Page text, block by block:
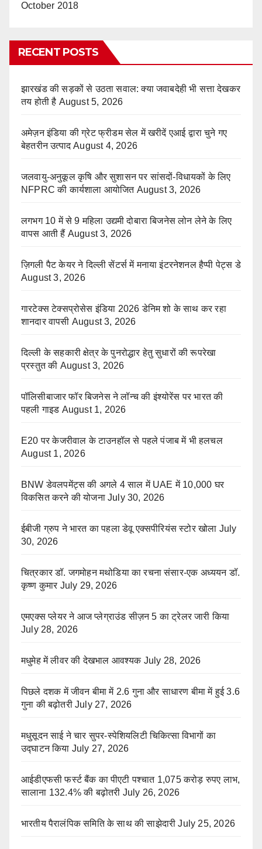
October 2018
RECENT POSTS
झारखंड की सड़कों से उठता सवाल: क्या जवाबदेही भी सत्ता देखकर
तय होती है August 5, 2026
अमेज़न इंडिया की ग्रेट फ्रीडम सेल में खरीदें एआई द्वारा चुने गए
बेहतरीन उत्पाद August 4, 2026
जलवायु-अनुकूल कृषि और सुशासन पर सांसदों-विधायकों के लिए
NFPRC की कार्यशाला आयोजित August 3, 2026
लगभग 10 में से 9 महिला उद्यमी दोबारा बिजनेस लोन लेने के लिए
वापस आती हैं August 3, 2026
ज़िगली पैट केयर ने दिल्ली सेंटर्स में मनाया इंटरनेशनल हैप्पी पेट्स डे
August 3, 2026
गारटेक्स टेक्सप्रोसेस इंडिया 2026 डेनिम शो के साथ कर रहा
शानदार वापसी August 3, 2026
दिल्ली के सहकारी क्षेत्र के पुनरोद्धार हेतु सुधारों की रूपरेखा
प्रस्तुत की August 3, 2026
पॉलिसीबाजार फॉर बिजनेस ने लॉन्च की इंश्योरेंस पर भारत की
पहली गाइड August 1, 2026
E20 पर केजरीवाल के टाउनहॉल से पहले पंजाब में भी हलचल
August 1, 2026
BNW डेवलपमेंट्स की अगले 4 साल में UAE में 10,000 घर
विकसित करने की योजना July 30, 2026
ईबीजी ग्रुप ने भारत का पहला डेवू एक्सपीरियंस स्टोर खोला July
30, 2026
चित्रकार डॉ. जगमोहन मथोडिया का रचना संसार-एक अध्ययन डॉ.
कृष्ण कुमार July 29, 2026
एमएक्स प्लेयर ने आज प्लेग्राउंड सीज़न 5 का ट्रेलर जारी किया
July 28, 2026
मधुमेह में लीवर की देखभाल आवश्यक July 28, 2026
पिछले दशक में जीवन बीमा में 2.6 गुना और साधारण बीमा में हुई 3.6
गुना की बढ़ोतरी July 27, 2026
मधुसूदन साई ने चार सुपर-स्पेशियलिटी चिकित्सा विभागों का
उद्घाटन किया July 27, 2026
आईडीएफसी फर्स्ट बैंक का पीएटी पश्चात 1,075 करोड़ रुपए लाभ,
सालाना 132.4% की बढ़ोतरी July 26, 2026
भारतीय पैरालंपिक समिति के साथ की साझेदारी July 25, 2026